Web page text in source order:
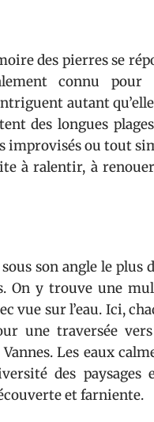
des pierres se
connu pour
autant
des longues
improvisés ou tout
à ralentir, à
son angle le
On y trouve une
vue sur l’eau. Ici,
une traversée
Les eaux
des paysages
et farniente.